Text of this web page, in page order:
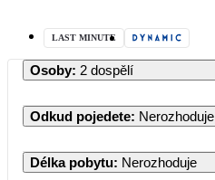
LAST MINUTE
Osoby: 2 dospělí
Odkud pojedete: Nerozhoduje
Délka pobytu: Nerozhoduje